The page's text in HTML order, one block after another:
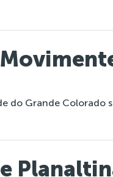
do Grande Colorado